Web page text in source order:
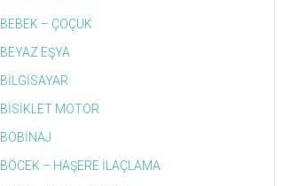
BEBEK – ÇOÇUK
BEYAZ EŞYA
BİLGİSAYAR
BİSİKLET MOTOR
BOBİNAJ
BÖCEK – HAŞERE İLAÇLAMA